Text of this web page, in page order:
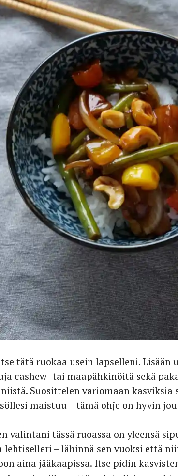
tätä ruokaa usein lapselleni. Lisään
cashew- tai maapähkinöitä sekä
Suosittelen variomaan kasviksia
maistuu – tämä ohje on hyvin
valintani tässä ruoassa on yleensä
lehtiselleri – lähinnä sen vuoksi että
aina jääkaapissa. Itse pidin